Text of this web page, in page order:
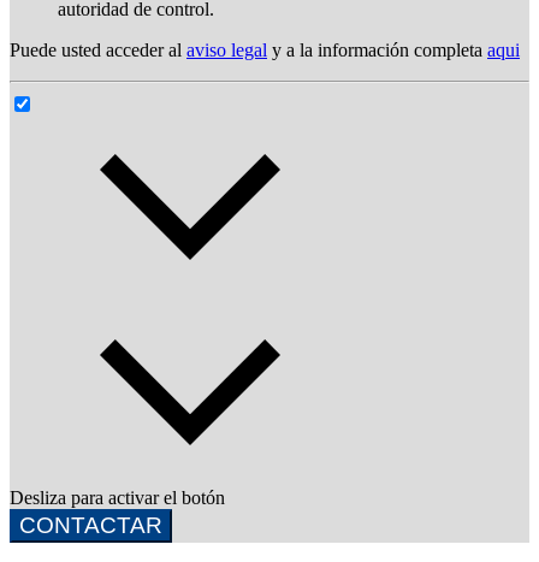
autoridad de control.
Puede usted acceder al aviso legal y a la información completa aqui
Desliza para activar el botón
CONTACTAR